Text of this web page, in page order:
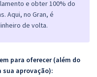
e obter 100% do
Aqui, no Gran, é
de volta.
para oferecer (além do
sua aprovação):